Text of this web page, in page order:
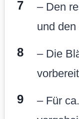
– Den
und
– Die
– Für